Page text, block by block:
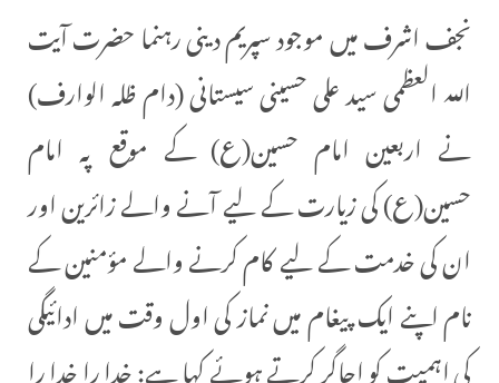
نجف اشرف میں موجود سپریم دینی رہنما حضرت آیت
اللہ العظمی سید علی حسینی سیستانی (دام ظلہ الوارف)
نے اربعین امام حسین(ع) کے موقع پہ امام
حسین(ع) کی زیارت کے لیے آنے والے زائرین اور
ان کی خدمت کے لیے کام کرنے والے مؤمنین کے
نام اپنے ایک پیغام میں نماز کی اول وقت میں ادائیگی
کی اہمیت کو اجاگر کرتے ہوئے کہا ہے: خدا را خدا را